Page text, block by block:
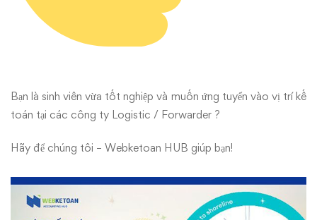
Bạn là sinh viên vừa tốt nghiệp và muốn ứng tuyển vào vị trí kế
toán tại các công ty Logistic / Forwarder ?
Hãy để chúng tôi – Webketoan HUB giúp bạn!